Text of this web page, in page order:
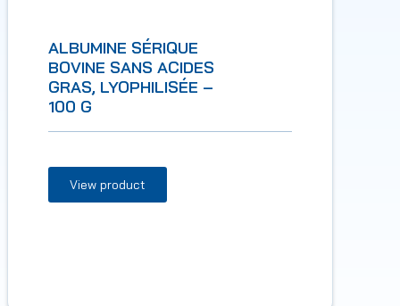
ALBUMINE SÉRIQUE
BOVINE SANS ACIDES
GRAS, LYOPHILISÉE –
100 G
View product